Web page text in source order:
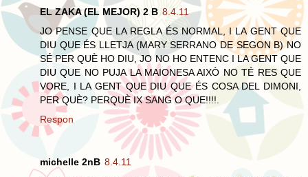
EL ZAKA (EL MEJOR) 2 B 8.4.11
JO PENSE QUE LA REGLA ÉS NORMAL, I LA GENT QUE
DIU QUE ÉS LLETJA (MARY SERRANO DE SEGON B) NO
SÉ PER QUÈ HO DIU, JO NO HO ENTENC I LA GENT QUE
DIU QUE NO PUJA LA MAIONESA AIXÒ NO TÉ RES QUE
VORE, I LA GENT QUE DIU QUE ÉS COSA DEL DIMONI,
PER QUÈ? PERQUÈ IX SANG O QUE!!!!.
Respon
michelle 2nB 8.4.11